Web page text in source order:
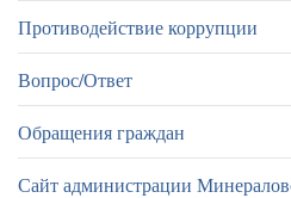
Противодействие коррупции
Вопрос/Ответ
Обращения граждан
Сайт администрации